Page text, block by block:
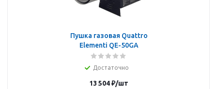
Пушка газовая Quattro
Elementi QE-50GA
Достаточно
13 504₽/шт